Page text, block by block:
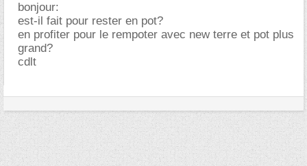
bonjour:
est-il fait pour rester en pot?
en profiter pour le rempoter avec new terre et pot plus
grand?
cdlt